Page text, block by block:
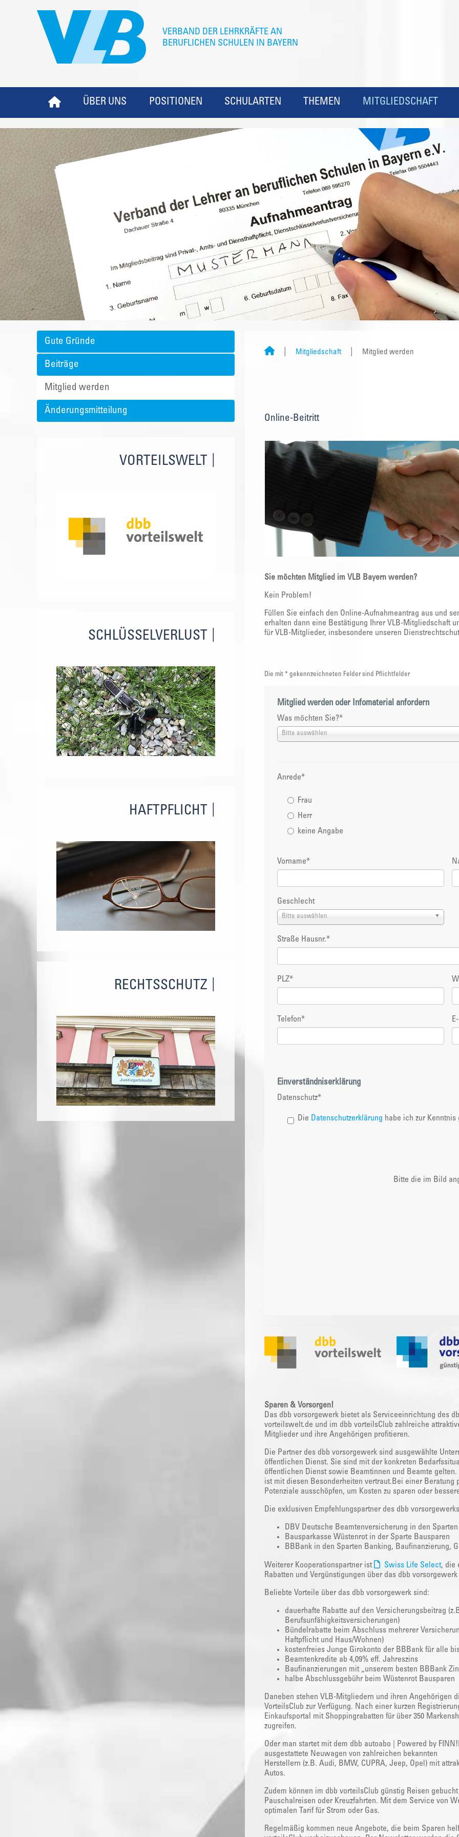
ÜBER UNS POSITIONEN SCHULARTEN THEMEN MITGLIEDSCHAFT
Gute Gründe
Beiträge
Mitglied werden
Änderungsmitteilung
VORTEILSWELT
SCHLÜSSELVERLUST
HAFTPFLICHT
RECHTSSCHUTZ
Mitgliedschaft Mitglied werden
Online-Beitritt
Sie möchten Mitglied im VLB Bayern werden?
Kein Problem!
Füllen Sie einfach den Online-Aufnahmeantrag aus und
erhalten dann eine Bestätigung Ihrer VLB-Mitgliedschaft
für VLB-Mitglieder, insbesondere unseren
Die mit * gekennzeichneten Felder sind Pflichtfelder
Mitglied werden oder Infomaterial anfordern
Was möchten Sie?*
Bitte auswählen
Anrede*
Frau
Herr
keine Angabe
Vorname*
Geschlecht
Bitte auswählen
Straße Hausnr.*
PLZ*
Telefon*
Einverständniserklärung
Datenschutz*
Die Datenschutzerklärung habe ich zur Kenntnis
Bitte die im Bild
Sparen & Vorsorgen!
Das dbb vorsorgewerk bietet als Serviceeinrichtung des
vorteilswelt.de und im dbb vorteilsClub zahlreiche
Mitglieder und ihre Angehörigen profitieren.
Die Partner des dbb vorsorgewerk sind ausgewählte
öffentlichen Dienst. Sie sind mit der konkreten
öffentlichen Dienst sowie Beamtinnen und Beamte
ist mit diesen Besonderheiten vertraut.Bei einer
Potenziale ausschöpfen, um Kosten zu sparen oder
Die exklusiven Empfehlungspartner des dbb
DBV Deutsche Beamtenversicherung in den
Bausparkasse Wüstenrot in der Sparte Bausparen
BBBank in den Sparten Banking, Baufinanzierung,
Weiterer Kooperationspartner ist Swiss Life Select, die
Rabatten und Vergünstigungen über das dbb
Beliebte Vorteile über das dbb vorsorgewerk sind:
dauerhafte Rabatte auf den Versicherungsbeitrag
Berufsunfähigkeitsversicherungen)
Bündelrabatte beim Abschluss mehrerer
Haftpflicht und Haus/Wohnen)
kostenfreies Junge Girokonto der BBBank für alle
Beamtenkredite ab 4,09% eff. Jahreszins
Baufinanzierungen mit „unserem besten BBBank
halbe Abschlussgebühr beim Wüstenrot Bausparen
Daneben stehen VLB-Mitgliedern und ihren Angehörigen
VorteilsClub zur Verfügung. Nach einer kurzen
Einkaufsportal mit Shoppingrabatten für über 350
zugreifen.
Oder man startet mit dem dbb autoabo | Powered by
ausgestattete Neuwagen von zahlreichen bekannten
Herstellern (z.B. Audi, BMW, CUPRA, Jeep, Opel) mit
Autos.
Zudem können im dbb vorteilsClub günstig Reisen
Pauschalreisen oder Kreuzfahrten. Mit dem Service von
optimalen Tarif für Strom oder Gas.
Regelmäßig kommen neue Angebote, die beim Sparen